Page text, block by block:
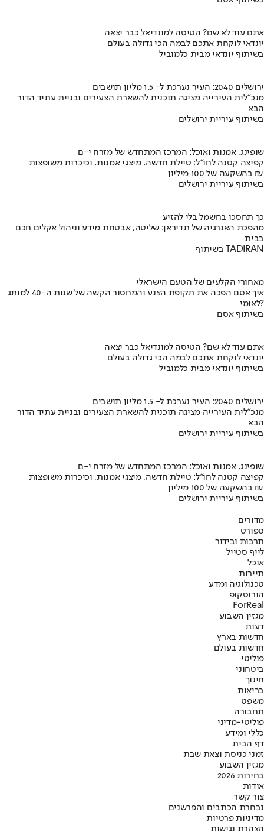
אתם עוד לא שם? הטיסה למונדיאל כבר יצאה
יונדאי לוקחת אתכם לבמה הכי גדולה בעולם
בשיתוף יונדאי מבית כלמוביל
ירושלים 2040: העיר נערכת ל- 1.5 מליון תושבים
מנכ"לית העירייה מציגה תוכנית להשארת הצעירים ובניית עתיד הדור
הבא
בשיתוף עיריית ירושלים
שופינג, אמנות ואוכל: המרכז המתחדש של מזרח י-ם
קפיצה קטנה לחו"ל: טיילת חדשה, מיצגי אמנות, וכיכרות משופצות
בהשקעה של 100 מיליון ₪
בשיתוף עיריית ירושלים
כך תחסכו בחשמל בלי להזיע
מהפכת האנרגיה של תדיראן: שליטה, אבטחת מידע וניהול אקלים חכם
בבית
בשיתוף TADIRAN
מאחורי הקלעים של הטעם הישראלי
איך אסם הפכה את תקופת הצנע והמחסור הקשה של שנות ה-40 למותג
לאומי?
בשיתוף אסם
אתם עוד לא שם? הטיסה למונדיאל כבר יצאה
יונדאי לוקחת אתכם לבמה הכי גדולה בעולם
בשיתוף יונדאי מבית כלמוביל
ירושלים 2040: העיר נערכת ל- 1.5 מליון תושבים
מנכ"לית העירייה מציגה תוכנית להשארת הצעירים ובניית עתיד הדור
הבא
בשיתוף עיריית ירושלים
שופינג, אמנות ואוכל: המרכז המתחדש של מזרח י-ם
קפיצה קטנה לחו"ל: טיילת חדשה, מיצגי אמנות, וכיכרות משופצות
בהשקעה של 100 מיליון ₪
בשיתוף עיריית ירושלים
מדורים
ספורט
תרבות ובידור
לייף סטייל
אוכל
תיירות
טכנולוגיה ומדע
הורוסקופ
ForReal
מגזין השבוע
דעות
חדשות בארץ
חדשות בעולם
פוליטי
ביטחוני
חינוך
בריאות
משפט
תחבורה
פוליטי-מדיני
כללי ומידע
דף הבית
זמני כניסת וצאת שבת
מגזין השבוע
בחירות 2026
אודות
צור קשר
נבחרת הכתבים והפרשנים
מדיניות פרטיות
הצהרת נגישות